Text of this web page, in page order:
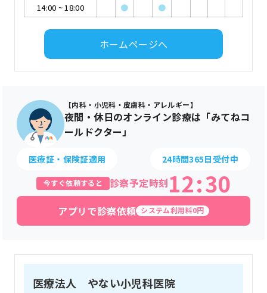
14:00 ~18:00 ● ●
ホームページへ
【内科・小児科・皮膚科・アレルギー】
夜間・休日のオンライン診療は「みてねコ
ールドクター」
医療証・保険証適用 24時間365日受付中
今すぐ依頼すると 診察予定時刻12:30
アプリで診察依頼 システム利用料0円
医療法人 やない小児科医院